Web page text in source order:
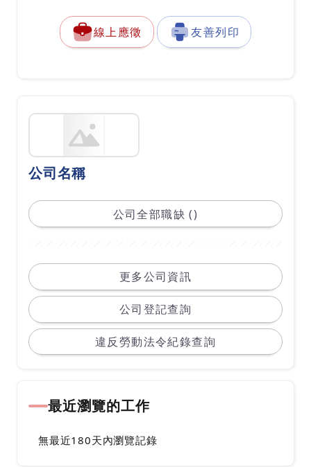
線上應徵 友善列印
公司名稱
公司全部職缺 ()
更多公司資訊
公司登記查詢
違反勞動法令紀錄查詢
最近瀏覽的工作
無最近180天內瀏覽記錄